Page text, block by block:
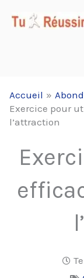
Accueil
Exercice pour
l’attraction